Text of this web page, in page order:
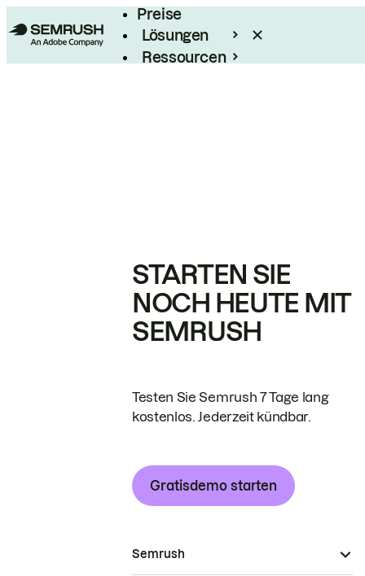
Preise
Lösungen
Ressourcen
STARTEN SIE
NOCH HEUTE MIT
SEMRUSH
Testen Sie Semrush 7 Tage lang
kostenlos. Jederzeit kündbar.
Gratisdemo starten
Semrush